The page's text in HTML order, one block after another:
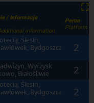
⛶
/ Informacje
information
Peron
Platform
Ślesin,
Bydgoszcz
2
Wyrzysk
Białośliwie
2
Ślesin,
Bydgoszcz
2